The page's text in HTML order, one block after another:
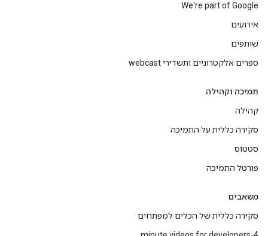
We're part of Google
אירועים
שותפים
ספרים אלקטרוניים ותשדירי webcast
תמיכה וקהילה
קהילה
סקירה כללית על התמיכה
סטטוס
פורטל התמיכה
משאבים
סקירה כללית של הכלים למפתחים